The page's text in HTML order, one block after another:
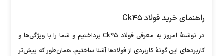
راهنمای خرید فولاد Ck۴۵
در نوشتۀ امروز به معرفی فولاد Ck۴۵ پرداختیم و شما را با ویژگی‌ها و
کاربرد‌های این گونۀ کاربردی از فولاد‌ها آشنا ساختیم. همان‌طور که پیش‌تر